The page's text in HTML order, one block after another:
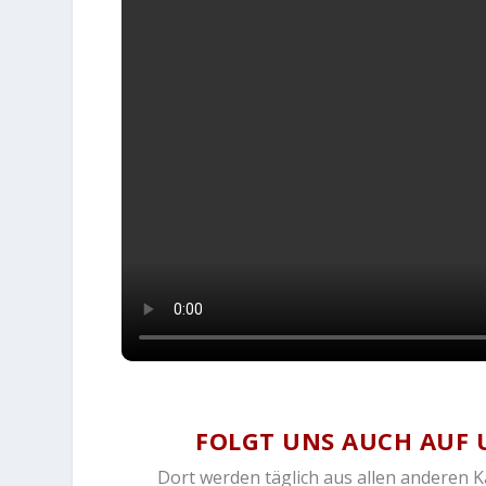
FOLGT UNS AUCH AUF
Dort werden täglich aus allen anderen